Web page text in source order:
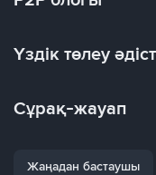
Үздік төлеу
Сұрақ-жауап
Жаңадан бастаушы